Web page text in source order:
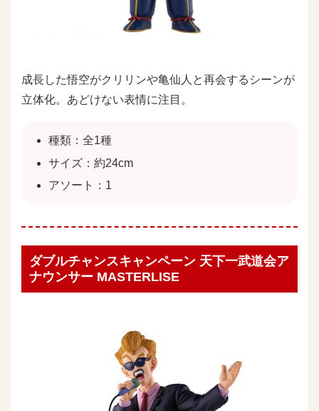
成長した悟空がクリリンや亀仙人と再会するシーンが
立体化。あどけない表情に注目。
種類：全1種
サイズ：約24cm
アソート：1
ダブルチャンスキャンペーン 天下一武道会ア
ナウンサー MASTERLISE